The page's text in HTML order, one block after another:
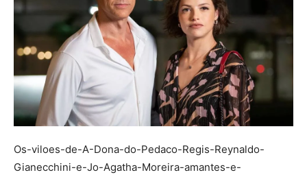
Os-viloes-de-A-Dona-do-Pedaco-Regis-Reynaldo-
Gianecchini-e-Jo-Agatha-Moreira-amantes-e-